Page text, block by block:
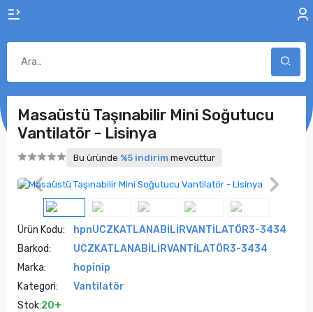
Masaüstü Taşınabilir Mini Soğutucu
Vantilatör - Lisinya
Bu üründe %5 indirim mevcuttur
Ürün Kodu:
hpnUCZKATLANABİLİRVANTİLATÖR3-3434
Barkod:
UCZKATLANABİLİRVANTİLATÖR3-3434
Marka:
hopinip
Kategori:
Vantilatör
Stok:20+